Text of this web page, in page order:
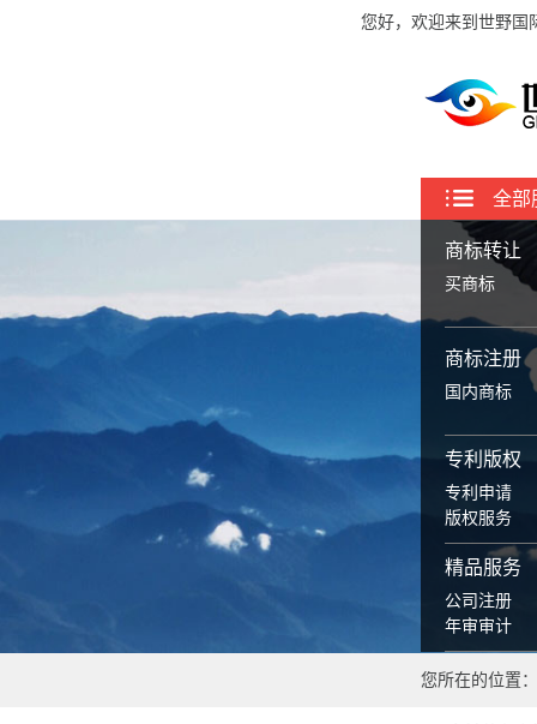
您好，欢迎来到世野国
全部
商标转让
买商标
商标注册
国内商标
专利版权
专利申请
版权服务
精品服务
公司注册
年审审计
您所在的位置：